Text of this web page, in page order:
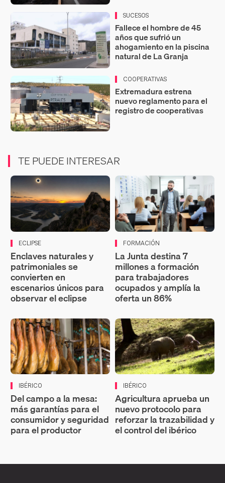
SUCESOS
Fallece el hombre de 45
años que sufrió un
ahogamiento en la piscina
natural de La Granja
COOPERATIVAS
Extremadura estrena
nuevo reglamento para el
registro de cooperativas
TE PUEDE INTERESAR
ECLIPSE
Enclaves naturales y
patrimoniales se
convierten en
escenarios únicos para
observar el eclipse
FORMACIÓN
La Junta destina 7
millones a formación
para trabajadores
ocupados y amplía la
oferta un 86%
IBÉRICO
Del campo a la mesa:
más garantías para el
consumidor y seguridad
para el productor
IBÉRICO
Agricultura aprueba un
nuevo protocolo para
reforzar la trazabilidad y
el control del ibérico